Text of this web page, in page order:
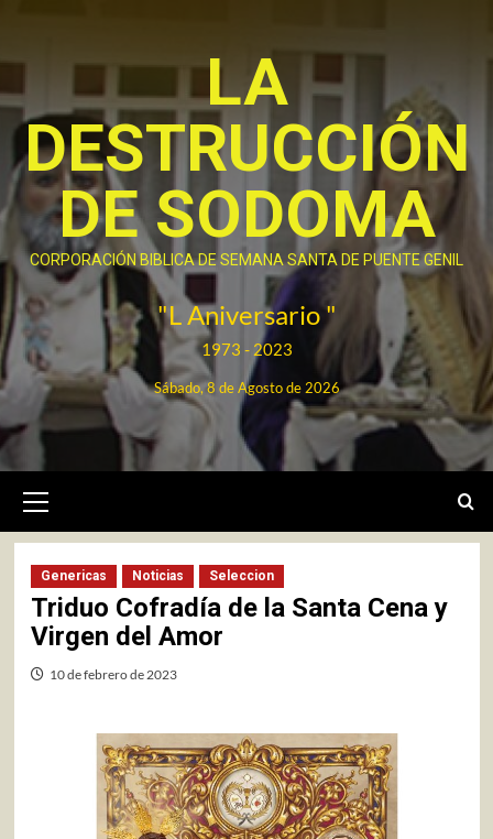
contenido
LA
DESTRUCCIÓN
DE SODOMA
CORPORACIÓN BIBLICA DE SEMANA SANTA DE PUENTE GENIL
"L Aniversario "
1973 - 2023
Sábado, 8 de Agosto de 2026
primario
Genericas Noticias Seleccion
Triduo Cofradía de la Santa Cena y
Virgen del Amor
10 de febrero de 2023